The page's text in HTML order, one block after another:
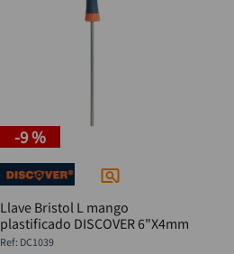
-9 %
Llave Bristol L mango
plastificado DISCOVER 6"X4mm
: DC1039